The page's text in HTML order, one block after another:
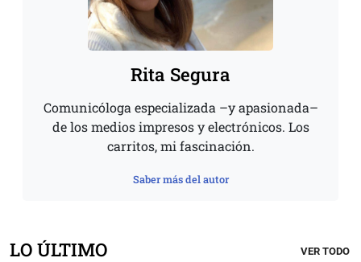
Rita Segura
Comunicóloga especializada –y apasionada–
de los medios impresos y electrónicos. Los
carritos, mi fascinación.
Saber más del autor
LO ÚLTIMO VER TODO